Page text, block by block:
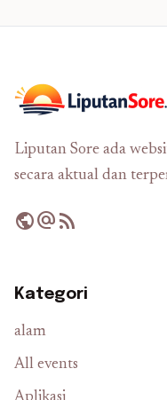
Liputan Sore ada
secara aktual dan
publicalternate_emailrss_feed
Kategori
alam
All events